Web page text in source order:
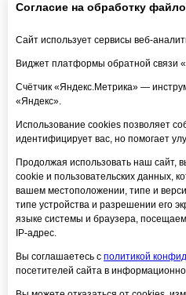
Согласие на обработку
Сайт использует сервисы веб-
Виджет платформы обратной связи
Счётчик «Яндекс.Метрика» —
«Яндекс».
Использование cookies позволяет
идентифицирует вас, но помогает
Продолжая использовать наш сайт,
cookie и пользовательских данных,
вашем местоположении, типе и
типе устройства и разрешении его
языке системы и браузера,
IP-адрес.
Вы соглашаетесь с политикой
посетителей сайта в